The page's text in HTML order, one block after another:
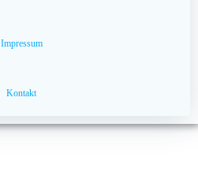
Impressum
Kontakt